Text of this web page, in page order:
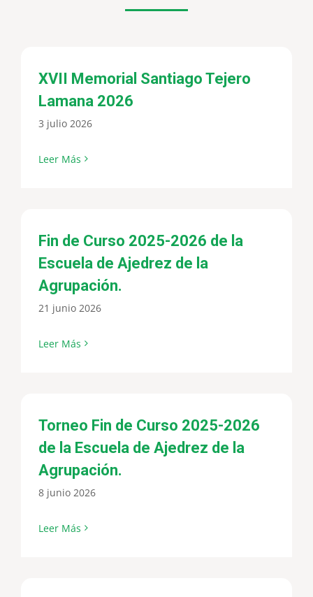
XVII Memorial Santiago Tejero
Lamana 2026
3 julio 2026
Leer Más
Fin de Curso 2025-2026 de la
Escuela de Ajedrez de la
Agrupación.
21 junio 2026
Leer Más
Torneo Fin de Curso 2025-2026
de la Escuela de Ajedrez de la
Agrupación.
8 junio 2026
Leer Más